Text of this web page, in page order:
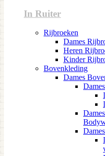
In Ruiter
Rijbroeken
Dames
Heren
Kinder
Bovenkleding
Dames